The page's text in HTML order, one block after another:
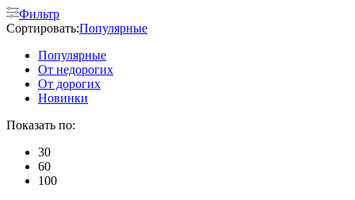
Фильтр
Сортировать:Популярные
Популярные
От недорогих
От дорогих
Новинки
Показать по:
30
60
100